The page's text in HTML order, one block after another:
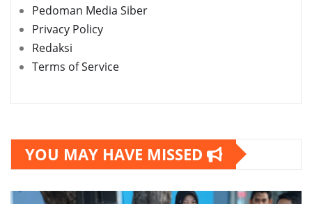
Pedoman Media Siber
Privacy Policy
Redaksi
Terms of Service
YOU MAY HAVE MISSED